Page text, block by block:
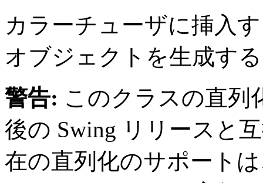
カラーチューザに挿入
オブジェクトを生成す
警告: このクラスの直列
後の Swing リリースと
在の直列化のサポート